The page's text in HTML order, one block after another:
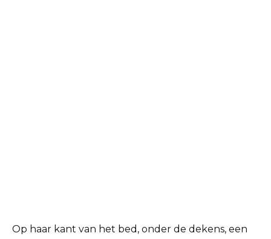
Op haar kant van het bed, onder de dekens, een